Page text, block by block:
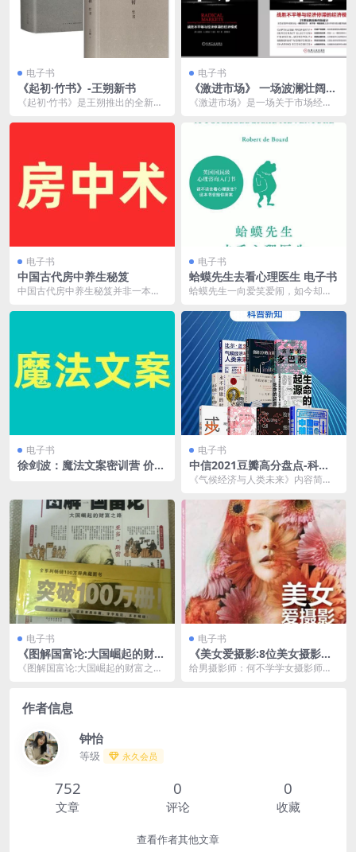
电子书
《起初·竹书》-王朔新书
《起初·竹书》是王朔推出的全新长
与独特的叙事风格，...
电子书
《激进市场》 一场波澜壮阔的
思维实验
《激进市场》是一场关于市场经济
实验。作者通过深入剖...
电子书
中国古代房中养生秘笈
中国古代房中养生秘笈并非一本具
生内容的著作的总称。...
电子书
蛤蟆先生去看心理医生 电子书
蛤蟆先生一向爱笑爱闹，如今却一
屋里，连起床梳洗的力...
电子书
徐剑波：魔法文案密训营 价值
电子书
中信2021豆瓣高分盘点-科普
新知（共10册） [ 套装合集] [p
《气候经济与人类未来》内容简
候变化的成因和影响。...
电子书
《图解国富论:大国崛起的财富
之路》图解经典系列[pdf]
《图解国富论:大国崛起的财富之
电子书
《美女爱摄影:8位美女摄影师
的外拍秘诀》神韵与摆姿[pdf]
给男摄影师：何不学学女摄影师独
作者信息
钟怡
等级 永久会员
752
文章
0
评论
0
收藏
查看作者其他文章